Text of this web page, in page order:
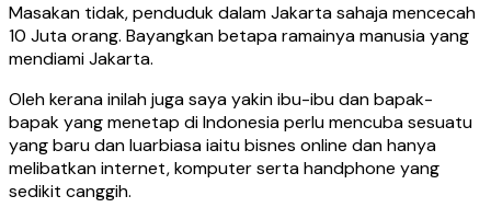
Masakan tidak, penduduk dalam Jakarta sahaja mencecah
10 Juta orang. Bayangkan betapa ramainya manusia yang
mendiami Jakarta.
Oleh kerana inilah juga saya yakin ibu-ibu dan bapak-
bapak yang menetap di Indonesia perlu mencuba sesuatu
yang baru dan luarbiasa iaitu bisnes online dan hanya
melibatkan internet, komputer serta handphone yang
sedikit canggih.